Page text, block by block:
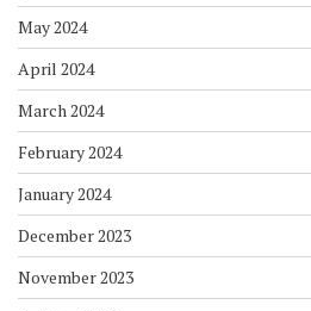
May 2024
April 2024
March 2024
February 2024
January 2024
December 2023
November 2023